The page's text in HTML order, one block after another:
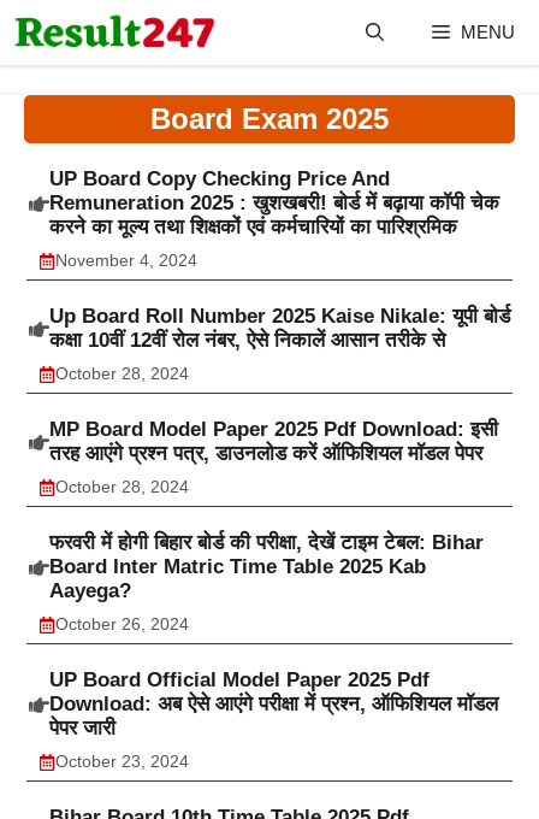
Skip
to
MENU
Board Exam 2025
UP Board Copy Checking Price And
Remuneration 2025 : खुशखबरी! बोर्ड में बढ़ाया कॉपी चेक
करने का मूल्य तथा शिक्षकों एवं कर्मचारियों का पारिश्रमिक
November 4, 2024
Up Board Roll Number 2025 Kaise Nikale: यूपी बोर्ड
कक्षा 10वीं 12वीं रोल नंबर, ऐसे निकालें आसान तरीके से
October 28, 2024
MP Board Model Paper 2025 Pdf Download: इसी
तरह आएंगे प्रश्न पत्र, डाउनलोड करें ऑफिशियल मॉडल पेपर
October 28, 2024
फरवरी में होगी बिहार बोर्ड की परीक्षा, देखें टाइम टेबल: Bihar
Board Inter Matric Time Table 2025 Kab
Aayega?
October 26, 2024
UP Board Official Model Paper 2025 Pdf
Download: अब ऐसे आएंगे परीक्षा में प्रश्न, ऑफिशियल मॉडल
पेपर जारी
October 23, 2024